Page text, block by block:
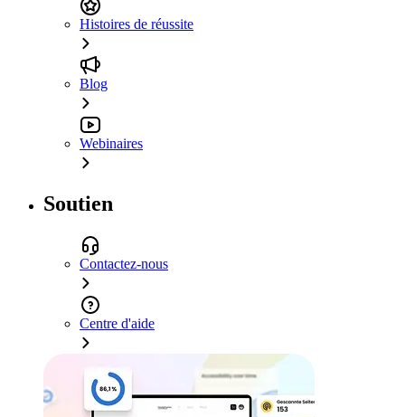
Histoires de réussite
Blog
Webinaires
Soutien
Contactez-nous
Centre d'aide